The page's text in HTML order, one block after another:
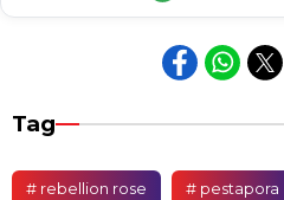
Tag
# rebellion rose # pestapora